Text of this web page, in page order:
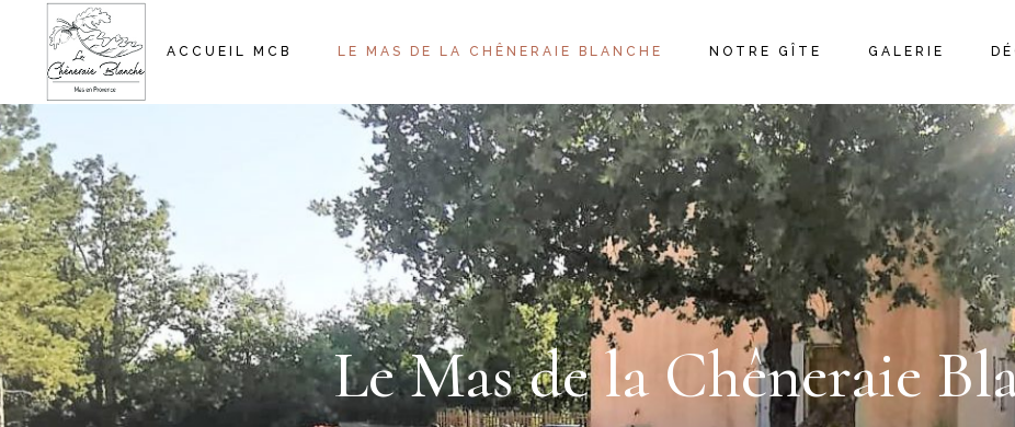
ACCUEIL MCB LE MAS DE LA CHÊNERAIE BLANCHE NOTRE GÎTE GALERIE
Le Mas de la Chêneraie